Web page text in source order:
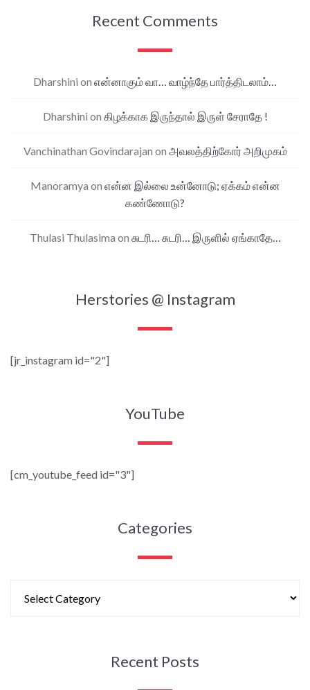
Recent Comments
Dharshini on என்னாகும் வா… வாழ்ந்தே பார்த்திடலாம்…
Dharshini on கிழக்காக இருந்தால் இருள் சேராதே !
Vanchinathan Govindarajan on அவலத்திற்கோர் அறிமுகம்
Manoramya on என்ன இல்லை உன்னோடு; ஏக்கம் என்ன
கண்ணோடு?
Thulasi Thulasima on சுடரி… சுடரி… இருளில் ஏங்காதே…
Herstories @ Instagram
[jr_instagram id="2"]
YouTube
[cm_youtube_feed id="3"]
Categories
Recent Posts